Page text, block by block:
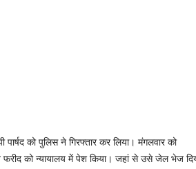
को पुलिस ने गिरफ्तार कर लिया। मंगलवार को
फरीद को न्यायालय में पेश किया। जहां से उसे जेल भेज